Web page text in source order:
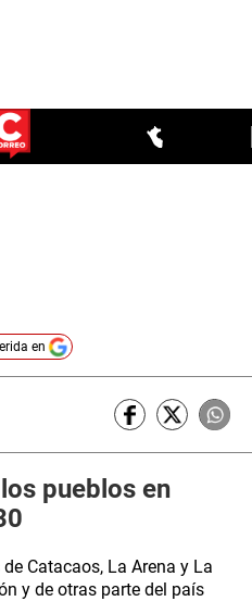
en
pueblos en
Catacaos, La Arena y La
y de otras parte del país